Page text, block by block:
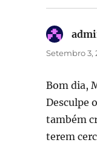
Setembro 3,
Bom dia,
Desculpe
também
terem